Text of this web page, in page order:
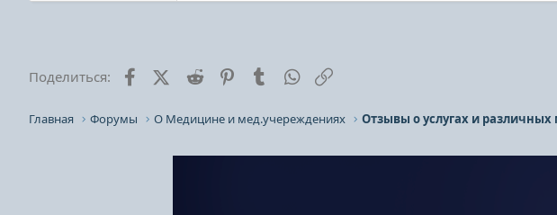
Поделиться: FacebookX (Twitter)
Reddit PinterestTumblr WhatsApp
Главная Форумы О Медицине и мед.учереждениях